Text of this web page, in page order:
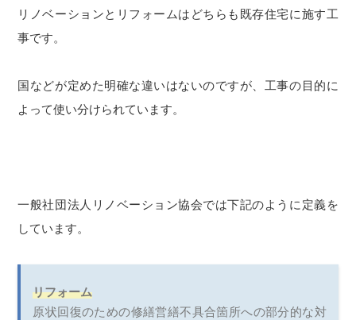
リノベーションとリフォームはどちらも既存住宅に施す工
事です。
国などが定めた明確な違いはないのですが、工事の目的に
よって使い分けられています。
一般社団法人リノベーション協会では下記のように定義を
しています。
リフォーム
原状回復のための修繕営繕不具合箇所への部分的な対